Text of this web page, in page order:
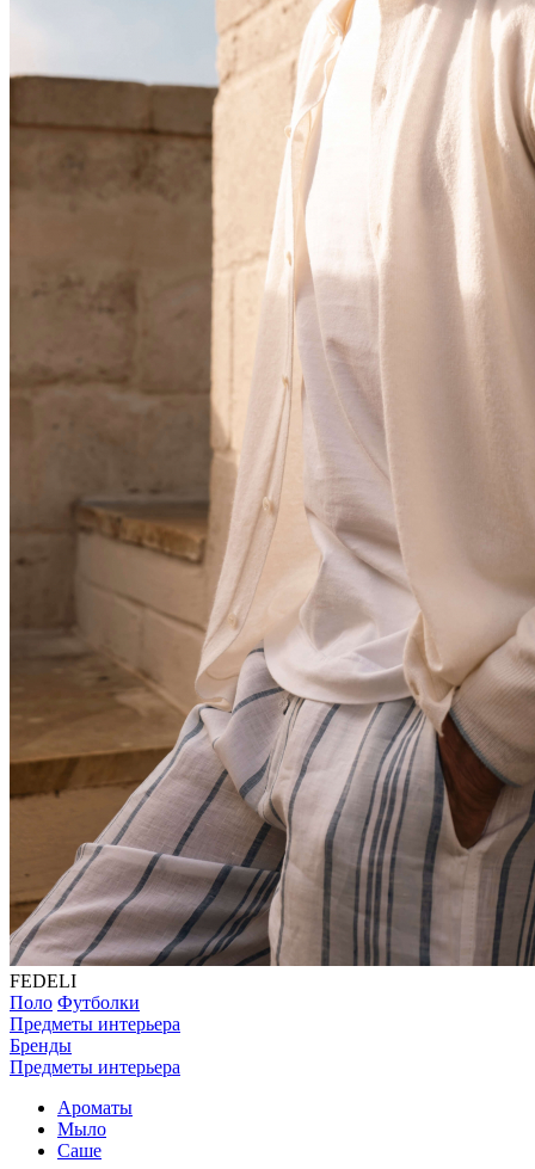
FEDELI
Поло Футболки
Предметы интерьера
Бренды
Предметы интерьера
Ароматы
Мыло
Саше